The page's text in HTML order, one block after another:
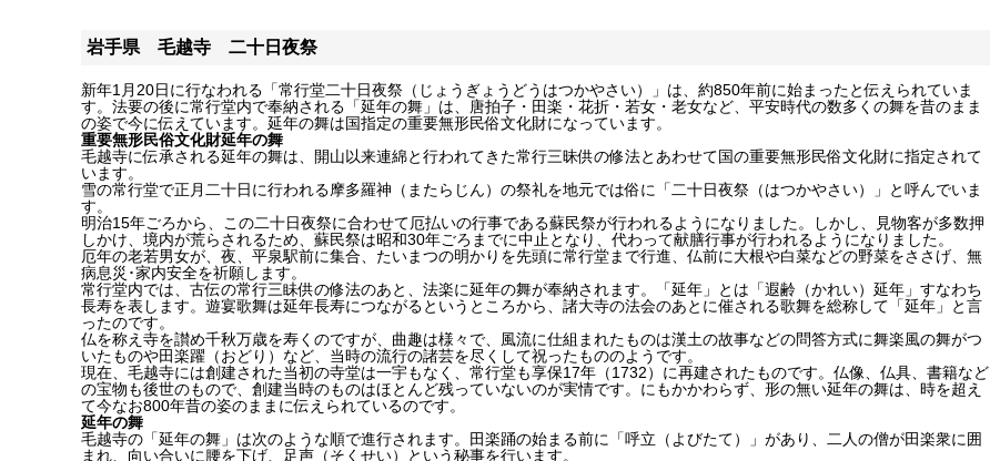
岩手県 毛越寺 二十日夜祭
新年1月20日に行なわれる「常行堂二十日夜祭（じょうぎょうどうはつかやさい）」は、約850年前に始まったと伝えられていま
す。法要の後に常行堂内で奉納される「延年の舞」は、唐拍子・田楽・花折・若女・老女など、平安時代の数多くの舞を昔のまま
の姿で今に伝えています。延年の舞は国指定の重要無形民俗文化財になっています。
重要無形民俗文化財延年の舞
毛越寺に伝承される延年の舞は、開山以来連綿と行われてきた常行三昧供の修法とあわせて国の重要無形民俗文化財に指定されて
います。
雪の常行堂で正月二十日に行われる摩多羅神（またらじん）の祭礼を地元では俗に「二十日夜祭（はつかやさい）」と呼んでいま
す。
明治15年ごろから、この二十日夜祭に合わせて厄払いの行事である蘇民祭が行われるようになりました。しかし、見物客が多数押
しかけ、境内が荒らされるため、蘇民祭は昭和30年ごろまでに中止となり、代わって献膳行事が行われるようになりました。
厄年の老若男女が、夜、平泉駅前に集合、たいまつの明かりを先頭に常行堂まで行進、仏前に大根や白菜などの野菜をささげ、無
病息災･家内安全を祈願します。
常行堂内では、古伝の常行三眛供の修法のあと、法楽に延年の舞が奉納されます。「延年」とは「遐齢（かれい）延年」すなわち
長寿を表します。遊宴歌舞は延年長寿につながるというところから、諸大寺の法会のあとに催される歌舞を総称して「延年」と言
ったのです。
仏を称え寺を讃め千秋万歳を寿くのですが、曲趣は様々で、風流に仕組まれたものは漢土の故事などの問答方式に舞楽風の舞がつ
いたものや田楽躍（おどり）など、当時の流行の諸芸を尽くして祝ったもののようです。
現在、毛越寺には創建された当初の寺堂は一宇もなく、常行堂も享保17年（1732）に再建されたものです。仏像、仏具、書籍など
の宝物も後世のもので、創建当時のものはほとんど残っていないのが実情です。にもかかわらず、形の無い延年の舞は、時を超え
て今なお800年昔の姿のままに伝えられているのです。
延年の舞
毛越寺の「延年の舞」は次のような順で進行されます。田楽踊の始まる前に「呼立（よびたて）」があり、二人の僧が田楽衆に囲
まれ、向い合いに腰を下げ、足声（そくせい）という秘事を行います。